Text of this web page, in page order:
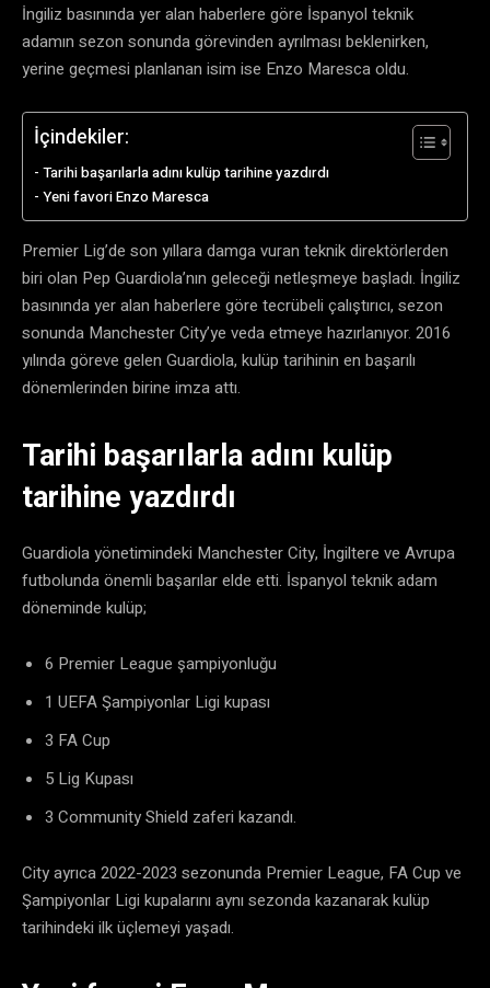
İngiliz basınında yer alan haberlere göre İspanyol teknik
adamın sezon sonunda görevinden ayrılması beklenirken,
yerine geçmesi planlanan isim ise Enzo Maresca oldu.
İçindekiler:
Tarihi başarılarla adını kulüp tarihine yazdırdı
Yeni favori Enzo Maresca
Premier Lig’de son yıllara damga vuran teknik direktörlerden
biri olan Pep Guardiola’nın geleceği netleşmeye başladı. İngiliz
basınında yer alan haberlere göre tecrübeli çalıştırıcı, sezon
sonunda Manchester City’ye veda etmeye hazırlanıyor. 2016
yılında göreve gelen Guardiola, kulüp tarihinin en başarılı
dönemlerinden birine imza attı.
Tarihi başarılarla adını kulüp
tarihine yazdırdı
Guardiola yönetimindeki Manchester City, İngiltere ve Avrupa
futbolunda önemli başarılar elde etti. İspanyol teknik adam
döneminde kulüp;
6 Premier League şampiyonluğu
1 UEFA Şampiyonlar Ligi kupası
3 FA Cup
5 Lig Kupası
3 Community Shield zaferi kazandı.
City ayrıca 2022-2023 sezonunda Premier League, FA Cup ve
Şampiyonlar Ligi kupalarını aynı sezonda kazanarak kulüp
tarihindeki ilk üçlemeyi yaşadı.